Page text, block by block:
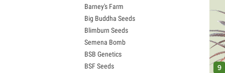
9
Semena Jack Herer
Semena Girl Scout Cookies (GSC)
Semena Wedding Cake
Semena Zkittlez
Semena Pineapple Express
Semena Chemdawg
Barney's Farm
Big Buddha Seeds
Blimburn Seeds
Semena Bomb
BSB Genetics
BSF Seeds